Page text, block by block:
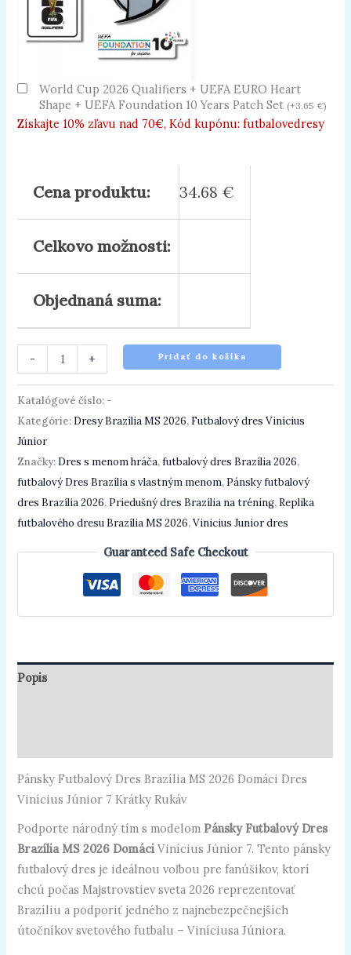
World Cup 2026 Qualifiers + UEFA EURO Heart
Shape + UEFA Foundation 10 Years Patch Set (+3.65 €)
Získajte 10% zľavu nad 70€, Kód kupónu: futbalovedresy
Cena produktu: 34.68 €
Celkovo možnosti:
Objednaná suma:
- + Pridať do košíka
Katalógové číslo: -
Kategórie: Dresy Brazília MS 2026, Futbalový dres Vinícius
Júnior
Značky: Dres s menom hráča,futbalový dres Brazília 2026,
futbalový Dres Brazília s vlastným menom,Pánsky futbalový
dres Brazília 2026,Priedušný dres Brazília na tréning,Replika
futbalového dresu Brazília MS 2026,Vinicius Junior dres
Guaranteed Safe Checkout
Popis
Pánsky Futbalový Dres Brazília MS 2026 Domáci Dres
Vinícius Júnior 7 Krátky Rukáv
Podporte národný tím s modelom Pánsky Futbalový Dres
Brazília MS 2026 Domáci Vinícius Júnior 7. Tento pánsky
futbalový dres je ideálnou voľbou pre fanúšikov, ktorí
chcú počas Majstrovstiev sveta 2026 reprezentovať
Brazíliu a podporiť jedného z najnebezpečnejších
útočníkov svetového futbalu – Viníciusa Júniora.